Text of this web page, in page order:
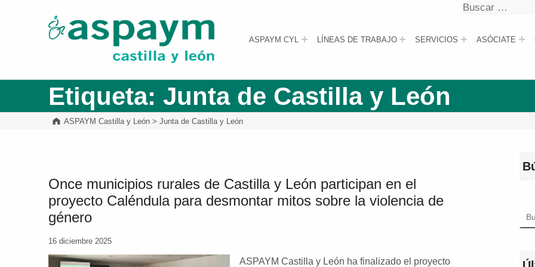
ASPAYM Castilla y León
ASPAYM CYL LÍNEAS DE TRABAJO SERVICIOS ASÓCIATE
Buscar
Etiqueta: Junta de Castilla y León
ASPAYM Castilla y León >Junta de Castilla y León
Once municipios rurales de Castilla y León participan en el
proyecto Caléndula para desmontar mitos sobre la violencia de
género
16 diciembre 2025
ASPAYM Castilla y León ha finalizado el proyecto